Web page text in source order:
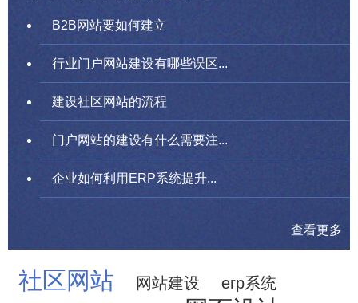
B2B网站要如何建立
行业门户网站建设有哪些误区...
建设社区网站的流程
门户网站的建设有什么需要注...
企业如何利用ERP系统提升...
查看更多
社区网站 网站建设
erp系统